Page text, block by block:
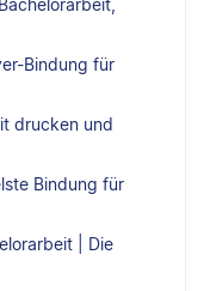
Bindung für
drucken und
Bindung für
| Die